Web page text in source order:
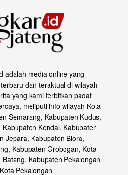
adalah media online yang
dan teraktual di wilayah
yang kami terbitkan padat
meliputi info wilayah Kota
Semarang, Kabupaten Kudus,
Kabupaten Kendal, Kabupaten
Jepara, Kabupaten Blora,
Kabupaten Grobogan, Kota
Kabupaten Pekalongan
Pekalongan